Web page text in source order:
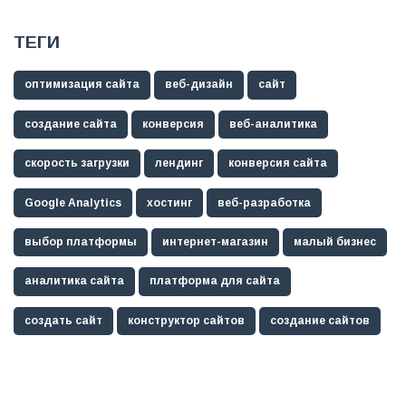
ТЕГИ
оптимизация сайта веб-дизайн сайт
создание сайта конверсия веб-аналитика
скорость загрузки лендинг конверсия сайта
Google Analytics хостинг веб-разработка
выбор платформы интернет-магазин малый бизнес
аналитика сайта платформа для сайта
создать сайт конструктор сайтов создание сайтов